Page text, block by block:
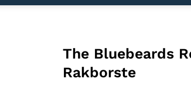
The Bluebeards
Rakborste